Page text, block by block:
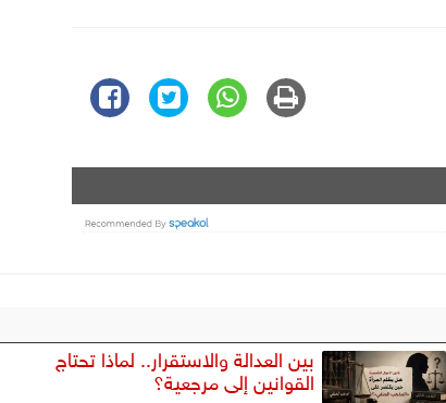
بين العدالة والاستقرار.. لماذا تحتاج
القوانين إلى مرجعية؟